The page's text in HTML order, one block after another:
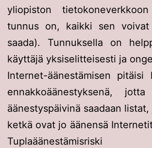
yliopiston
tunnus on, kaikki sen voivat
saada). Tunnuksella on
käyttäjä yksiselitteisesti ja
Internet-äänestämisen pitäisi
ennakkoäänestyksenä, jotta
äänestyspäivinä saadaan
ketkä ovat jo äänensä